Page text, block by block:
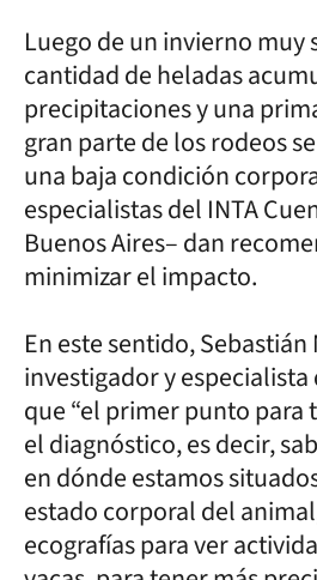
Luego de un invierno muy
cantidad de heladas
precipitaciones y una
gran parte de los rodeos
una baja condición
especialistas del INTA
Buenos Aires– dan
minimizar el impacto.
En este sentido, Sebastián
investigador y especialista
que “el primer punto para
el diagnóstico, es decir,
en dónde estamos
estado corporal del
ecografías para ver